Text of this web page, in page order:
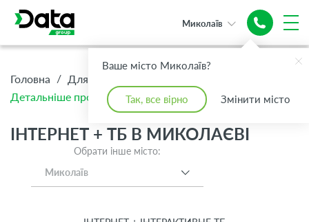
Ваше місто Миколаїв?
Так, все вірно Змінити місто
Миколаїв
Головна / Для Дому
Детальніше про тариф Все є + Інтернет 100 Мбіт/с
ІНТЕРНЕТ + ТБ В МИКОЛАЄВІ
Обрати інше місто:
Миколаїв